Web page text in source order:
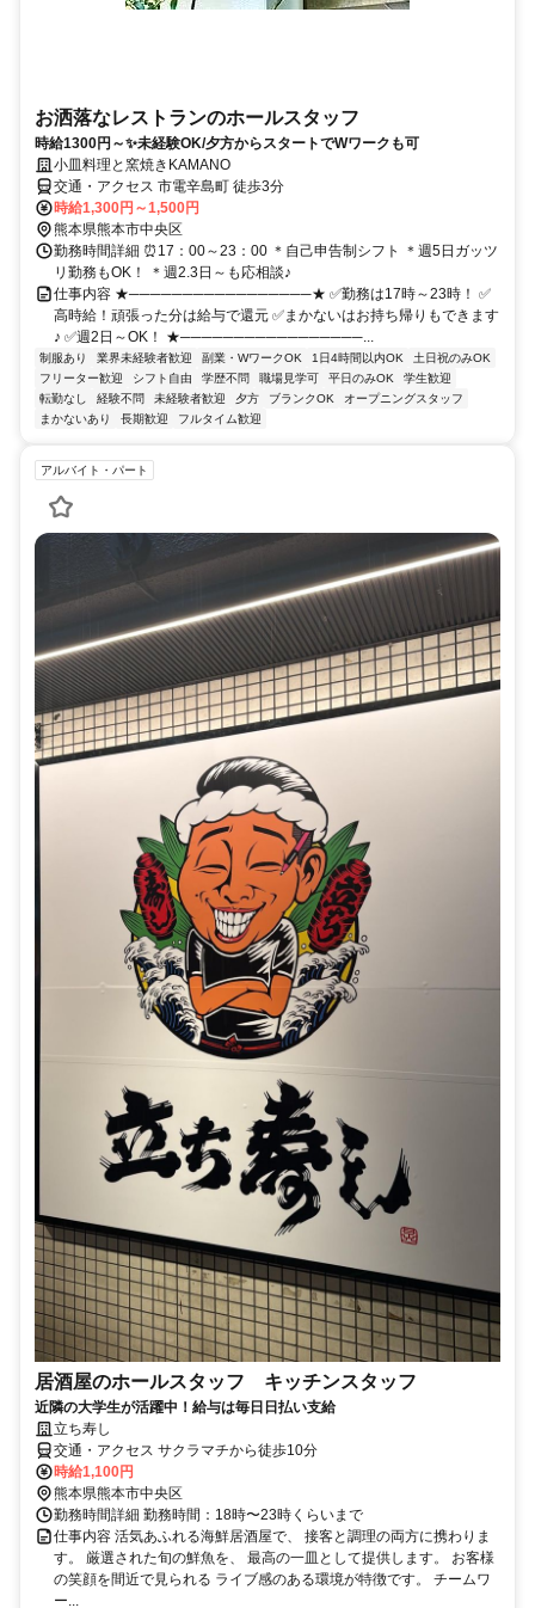
お洒落なレストランのホールスタッフ
時給1300円～✨未経験OK/夕方からスタートでWワークも可
小皿料理と窯焼きKAMANO
交通・アクセス 市電辛島町 徒歩3分
時給1,300円～1,500円
熊本県熊本市中央区
勤務時間詳細 ⏰17：00～23：00 ＊自己申告制シフト ＊週5日ガッツ
リ勤務もOK！ ＊週2.3日～も応相談♪
仕事内容 ★─────────────────★ ✅勤務は17時～23時！ ✅
高時給！頑張った分は給与で還元 ✅まかないはお持ち帰りもできます
♪ ✅週2日～OK！ ★─────────────────...
制服あり 業界未経験者歓迎 副業・WワークOK 1日4時間以内OK
土日祝のみOK
フリーター歓迎
シフト自由 学歴不問 職場見学可 平日のみOK
学生歓迎
転勤なし
経験不問 未経験者歓迎 夕方 ブランクOK
オープニングスタッフ
まかないあり
長期歓迎 フルタイム歓迎
アルバイト・パート
居酒屋のホールスタッフ キッチンスタッフ
近隣の大学生が活躍中！給与は毎日日払い支給
立ち寿し
交通・アクセス サクラマチから徒歩10分
時給1,100円
熊本県熊本市中央区
勤務時間詳細 勤務時間：18時〜23時くらいまで
仕事内容 活気あふれる海鮮居酒屋で、 接客と調理の両方に携わりま
す。 厳選された旬の鮮魚を、 最高の一皿として提供します。 お客様
の笑顔を間近で見られる ライブ感のある環境が特徴です。 チームワ
ー...